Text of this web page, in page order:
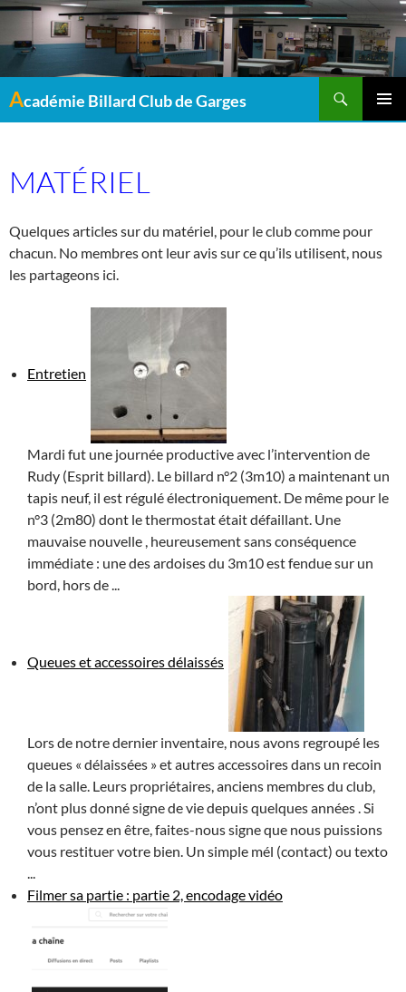
Académie Billard Club de Garges
MATÉRIEL
Quelques articles sur du matériel, pour le club comme pour
chacun. No membres ont leur avis sur ce qu’ils utilisent, nous
les partageons ici.
Entretien
Mardi fut une journée productive avec l’intervention de
Rudy (Esprit billard). Le billard n°2 (3m10) a maintenant un
tapis neuf, il est régulé électroniquement. De même pour le
n°3 (2m80) dont le thermostat était défaillant. Une
mauvaise nouvelle , heureusement sans conséquence
immédiate : une des ardoises du 3m10 est fendue sur un
bord, hors de ...
Queues et accessoires délaissés
Lors de notre dernier inventaire, nous avons regroupé les
queues « délaissées » et autres accessoires dans un recoin
de la salle. Leurs propriétaires, anciens membres du club,
n’ont plus donné signe de vie depuis quelques années . Si
vous pensez en être, faites-nous signe que nous puissions
vous restituer votre bien. Un simple mél (contact) ou texto
...
Filmer sa partie : partie 2, encodage vidéo